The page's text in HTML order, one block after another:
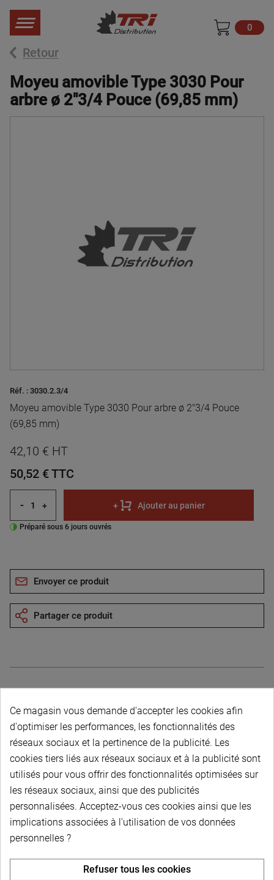
0
Retour
Moyeu amovible Type 3030 Pour
arbre ø 2"3/4 Pouce (69,85 mm)
Réf. : 3030.2.3/4
Moyeu amovible Type 3030 Pour arbre ø 2"3/4 Pouce
(69,85 mm)
42,10 € HT
50,52 €TTC
- + + Ajouter au panier
Préparé sous 6 jours ouvrés
Envoyer ce produit
Partager ce produit
Description du produit
PAIEMENT SÉCURISÉ
LIVRAISON PERSONNALISÉE
Ce magasin vous demande d'accepter les cookies afin
d'optimiser les performances, les fonctionnalités des
réseaux sociaux et la pertinence de la publicité. Les
cookies tiers liés aux réseaux sociaux et à la publicité sont
utilisés pour vous offrir des fonctionnalités optimisées sur
les réseaux sociaux, ainsi que des publicités
personnalisées. Acceptez-vous ces cookies ainsi que les
implications associées à l'utilisation de vos données
personnelles ?
Refuser tous les cookies